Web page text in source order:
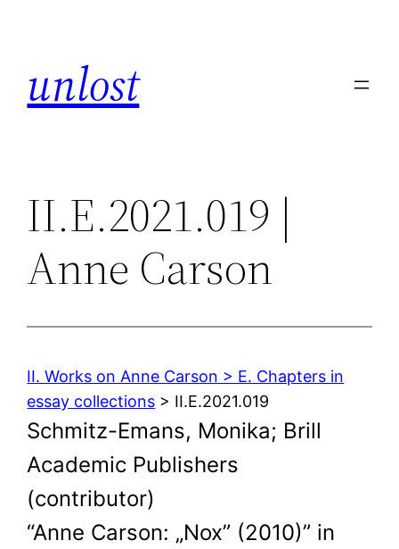
unlost
II.E.2021.019 |
Anne Carson
II. Works on Anne Carson > E. Chapters in
essay collections > II.E.2021.019
Schmitz-Emans, Monika; Brill
Academic Publishers
(contributor)
“Anne Carson: „Nox” (2010)” in